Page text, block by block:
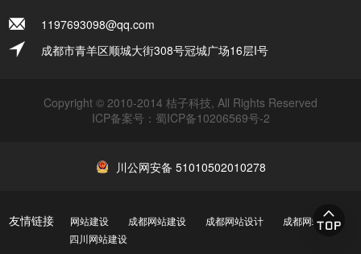
1197693098@qq.com
成都市青羊区顺城大街308号冠城广场16层I号
Copyright © 2010-2014 桔子科技, All Rights Reserved
ICP备案号： 蜀ICP备10206569号-2
川公网安备 51010502010278
友情链接 网站建设 成都网站建设 成都网站设计
成都网站制作
四川网站建设